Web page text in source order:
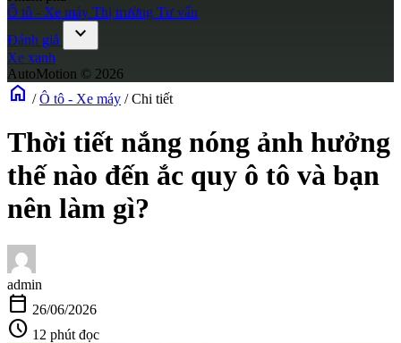
Ô tô - Xe máy Thị trường Tư vấn
Đánh giá
expand_more
Xe xanh
AutoMotion © 2026
home / Ô tô - Xe máy / Chi tiết
Thời tiết nắng nóng ảnh hưởng
thế nào đến ắc quy ô tô và bạn
nên làm gì?
admin
calendar_today 26/06/2026
schedule 12 phút đọc